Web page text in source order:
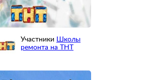
Участники Школы
ремонта на ТНТ